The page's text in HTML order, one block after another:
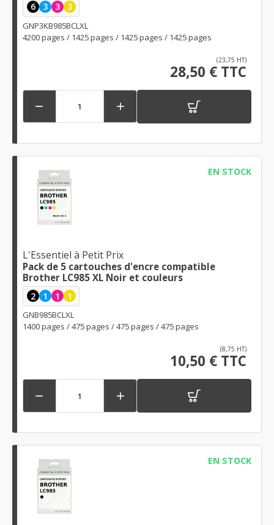
6 3 3 3
GNP3KB985BCLXL
4200 pages / 1425 pages / 1425 pages / 1425 pages
(23,75 HT)
28,50 € TTC
 
EN STOCK
L'Essentiel à Petit Prix
Pack de 5 cartouches d'encre compatible
Brother LC985 XL Noir et couleurs
2 1 1 1
GNB985BCLXL
1400 pages / 475 pages / 475 pages / 475 pages
(8,75 HT)
10,50 € TTC
 
EN STOCK